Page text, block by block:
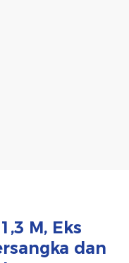
M, Eks
dan